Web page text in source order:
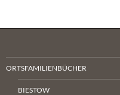
ORTSFAMILIENBÜCHER
BIESTOW